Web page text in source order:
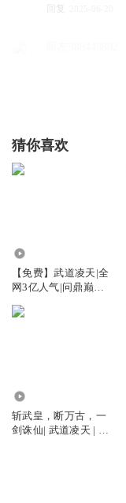
回复
猜你喜欢
【免费】武道凌天|全
网3亿人气|问鼎巅峰
斩武皇，断万古，一
剑诛仙| 武道凌天 | 会